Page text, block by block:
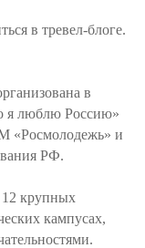
в тревел-блоге.
в
я люблю Россию»
и
РФ.
12 крупных
кампусах,